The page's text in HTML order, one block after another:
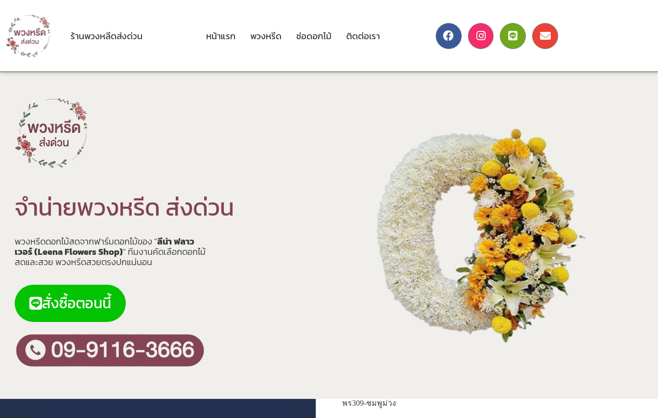
ร้านพวงหลีดส่งด่วน หน้าแรก พวงหรีด ช่อดอกไม้ ติดต่อเรา
จำนายพวงหรด สงดวน
พวงหรีดดอกไม้สดจากฟาร์มดอกไม้ของ "ลีน่า ฟลาว
เวอร์ (Leena Flowers Shop)" ทีมงานคัดเลือกดอกไม้
สดและสวย พวงหรีดสวยตรงปกแน่นอน
สั่งซื้อตอนนี้
พร309-ชมพูม่วง